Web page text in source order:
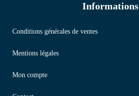
Informations
Conditions générales de ventes
Mentions légales
Mon compte